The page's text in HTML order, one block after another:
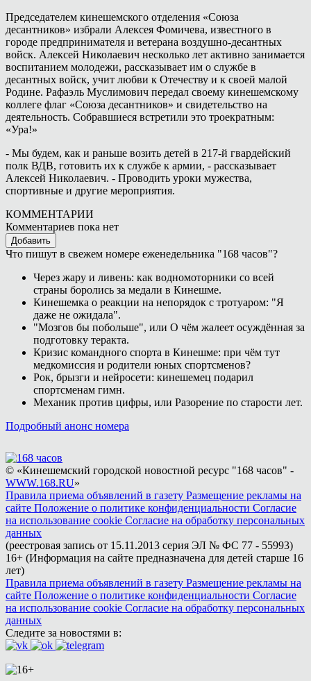
Председателем кинешемского отделения «Союза
десантников» избрали Алексея Фомичева, известного в
городе предпринимателя и ветерана воздушно-десантных
войск. Алексей Николаевич несколько лет активно занимается
воспитанием молодежи, рассказывает им о службе в
десантных войск, учит любви к Отечеству и к своей малой
Родине. Рафаэль Муслимович передал своему кинешемскому
коллеге флаг «Союза десантников» и свидетельство на
деятельность. Собравшиеся встретили это троекратным:
«Ура!»
- Мы будем, как и раньше возить детей в 217-й гвардейский
полк ВДВ, готовить их к службе к армии, - рассказывает
Алексей Николаевич. - Проводить уроки мужества,
спортивные и другие мероприятия.
КОММЕНТАРИИ
Комментариев пока нет
Добавить
Что пишут в свежем номере еженедельника "168 часов"?
Через жару и ливень: как водномоторники со всей
страны боролись за медали в Кинешме.
Кинешемка о реакции на непорядок с тротуаром: "Я
даже не ожидала".
"Мозгов бы побольше", или О чём жалеет осуждённая за
подготовку теракта.
Кризис командного спорта в Кинешме: при чём тут
медкомиссия и родители юных спортсменов?
Рок, брызги и нейросети: кинешемец подарил
спортсменам гимн.
Механик против цифры, или Разорение по старости лет.
Подробный анонс номера
© «Кинешемский городской новостной ресурс "168 часов" -
WWW.168.RU»
Правила приема объявлений в газету Размещение рекламы на
сайте Положение о политике конфиденциальности Согласие
на использование cookie Согласие на обработку персональных
данных
(реестровая запись от 15.11.2013 серия ЭЛ № ФС 77 - 55993)
16+ (Информация на сайте предназначена для детей старше 16
лет)
Правила приема объявлений в газету Размещение рекламы на
сайте Положение о политике конфиденциальности Согласие
на использование cookie Согласие на обработку персональных
данных
Следите за новостями в: